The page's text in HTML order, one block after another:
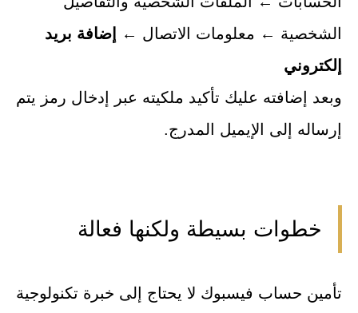
الشخصية ← معلومات الاتصال ←
إضافة بريد
إلكتروني
وبعد إضافته عليك تأكيد ملكيته عبر إدخال رمز يتم
إرساله إلى الإيميل المدرج.
خطوات بسيطة ولكنها فعالة
تأمين حساب فيسبوك لا يحتاج إلى خبرة تكنولوجية